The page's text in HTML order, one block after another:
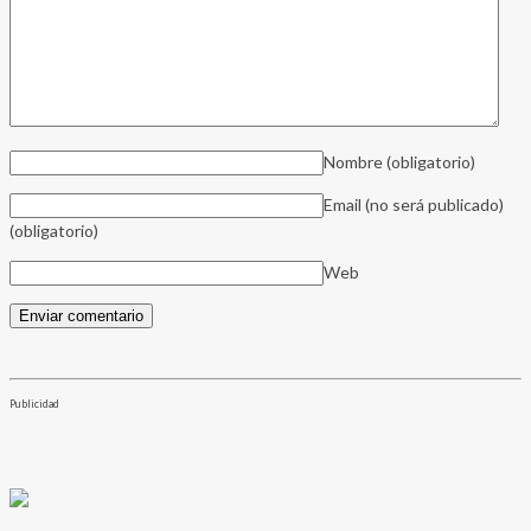
Nombre(obligatorio)
Email (no será publicado)
(obligatorio)
Web
Publicidad